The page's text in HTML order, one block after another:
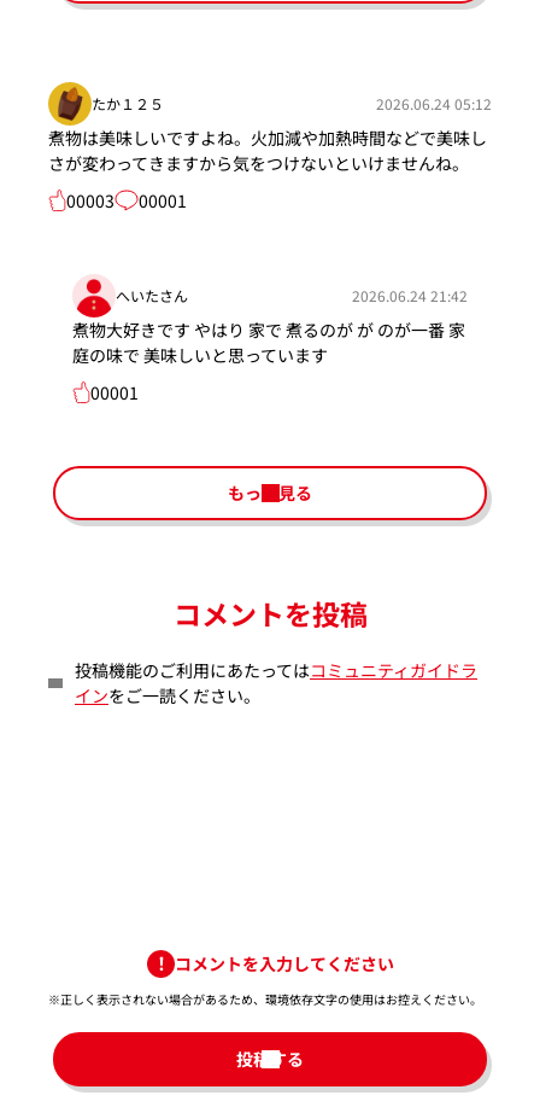
たか１２５ 2026.06.24 05:12
煮物は美味しいですよね。火加減や加熱時間などで美味し
さが変わってきますから気をつけないといけませんね。
00003
00001
へいたさん 2026.06.24 21:42
煮物大好きです やはり 家で 煮るのが が のが一番 家
庭の味で 美味しいと思っています
00001
もっと見る
コメントを投稿
投稿機能のご利用にあたってはコミュニティガイドラ
インをご一読ください。
コメントを入力してください
※正しく表示されない場合があるため、環境依存文字の使用はお控えください。​
投稿する